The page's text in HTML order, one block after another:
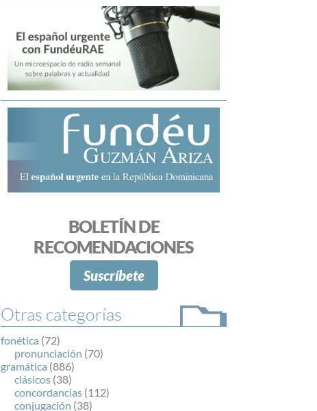
BOLETÍN DE
RECOMENDACIONES
Suscríbete
Otras categorías
fonética (72)
pronunciación (70)
gramática (886)
clásicos (38)
concordancias (112)
conjugación (38)